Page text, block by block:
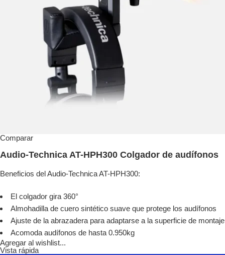
Comparar
Audio-Technica AT-HPH300 Colgador de audífonos
Beneficios del Audio-Technica AT-HPH300:
El colgador gira 360°
Almohadilla de cuero sintético suave que protege los audífonos
Ajuste de la abrazadera para adaptarse a la superficie de montaje
Acomoda audífonos de hasta 0.950kg
Agregar al wishlist...
Vista rápida